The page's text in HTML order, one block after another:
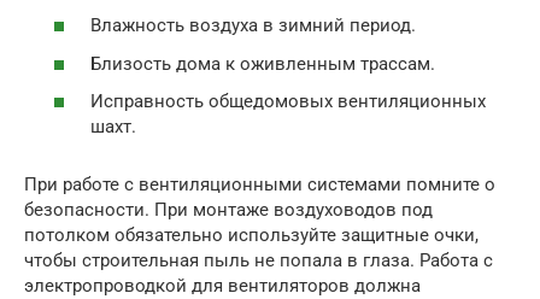
Влажность воздуха в зимний период.
Близость дома к оживленным трассам.
Исправность общедомовых вентиляционных
шахт.
При работе с вентиляционными системами помните о
безопасности. При монтаже воздуховодов под
потолком обязательно используйте защитные очки,
чтобы строительная пыль не попала в глаза. Работа с
электропроводкой для вентиляторов должна